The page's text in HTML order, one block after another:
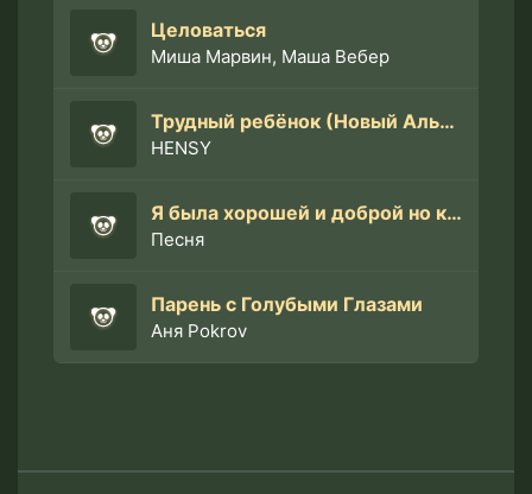
Целоваться
Миша Марвин, Маша Вебер
Трудный ребёнок (Новый Альбом 2022)
HENSY
Я была хорошей и доброй но когда хочешь стать сильнее
Песня
Парень с Голубыми Глазами
Аня Pokrov